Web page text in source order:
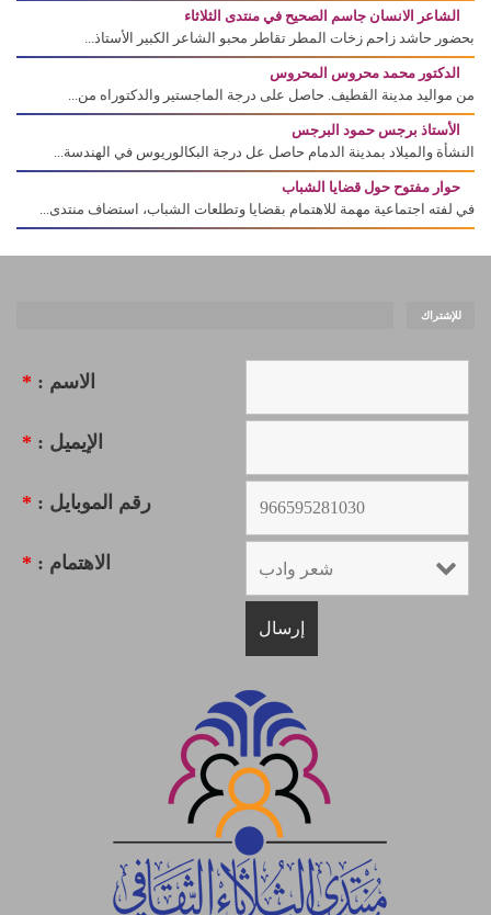
الشاعر الانسان جاسم الصحيح في منتدى الثلاثاء
بحضور حاشد زاحم زخات المطر تقاطر محبو الشاعر الكبير الأستاذ...
الدكتور محمد محروس المحروس
من مواليد مدينة القطيف. حاصل على درجة الماجستير والدكتوراه من...
الأستاذ برجس حمود البرجس
النشأة والميلاد بمدينة الدمام حاصل عل درجة البكالوريوس في الهندسة...
حوار مفتوح حول قضايا الشباب
في لفته اجتماعية مهمة للاهتمام بقضايا وتطلعات الشباب، استضاف منتدى...
للإشتراك
الاسم : *
الإيميل : *
رقم الموبايل : *
الاهتمام : *